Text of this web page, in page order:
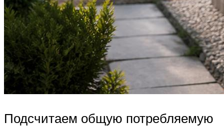
Подсчитаем общую потребляемую